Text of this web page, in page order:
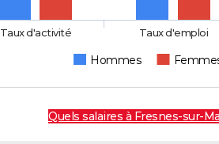
Hommes
Taux d'activité Taux d'emploi
Quels salaires à Fresnes-sur-